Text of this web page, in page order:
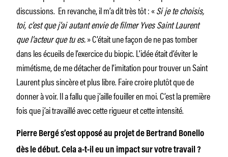
discussions. En revanche, il m’a dit très tôt : «Si je te choisis,
toi, c’est que j’ai autant envie de filmer Yves Saint Laurent
que l’acteur que tu es.» C’était une façon de ne pas tomber
dans les écueils de l’exercice du biopic. L’idée était d’éviter le
mimétisme, de me détacher de l’imitation pour trouver un Saint
Laurent plus sincère et plus libre. Faire croire plutôt que de
donner à voir. Il a fallu que j’aille fouiller en moi. C’est la première
fois que j’ai travaillé avec cette rigueur et cette intensité.
Pierre Bergé s’est opposé au projet de Bertrand Bonello
dès le début. Cela a-t-il eu un impact sur votre travail ?